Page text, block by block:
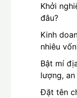
Khởi
đâu?
Kinh
nhiêu
Bật mí
lượng,
Đặt tên